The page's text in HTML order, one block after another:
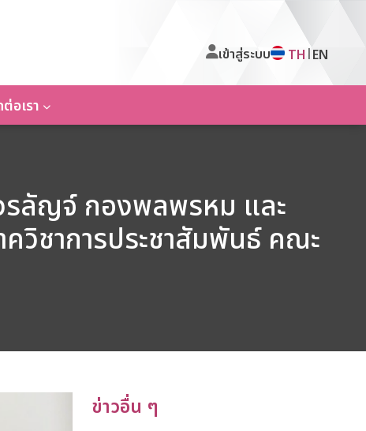
เข้าสู่ระบบ TH | EN
อเรา
รลัญจ์ กองพลพรหม และ
วิชาการประชาสัมพันธ์ คณะ
ข่าวอื่น ๆ